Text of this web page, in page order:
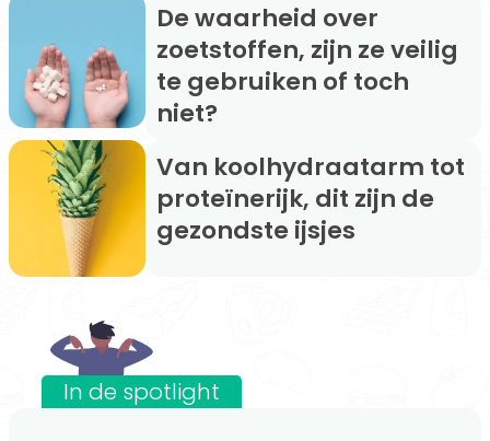
De waarheid over
zoetstoffen, zijn ze veilig
te gebruiken of toch
niet?
Van koolhydraatarm tot
proteïnerijk, dit zijn de
gezondste ijsjes
In de spotlight